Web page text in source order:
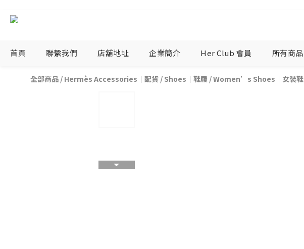
首頁 聯繫我們 店舖地址 企業簡介 Her Club 會員 所有商品
全部商品 / Hermès Accessories｜配貨 / Shoes｜鞋履 /Women’s Shoes｜女裝鞋